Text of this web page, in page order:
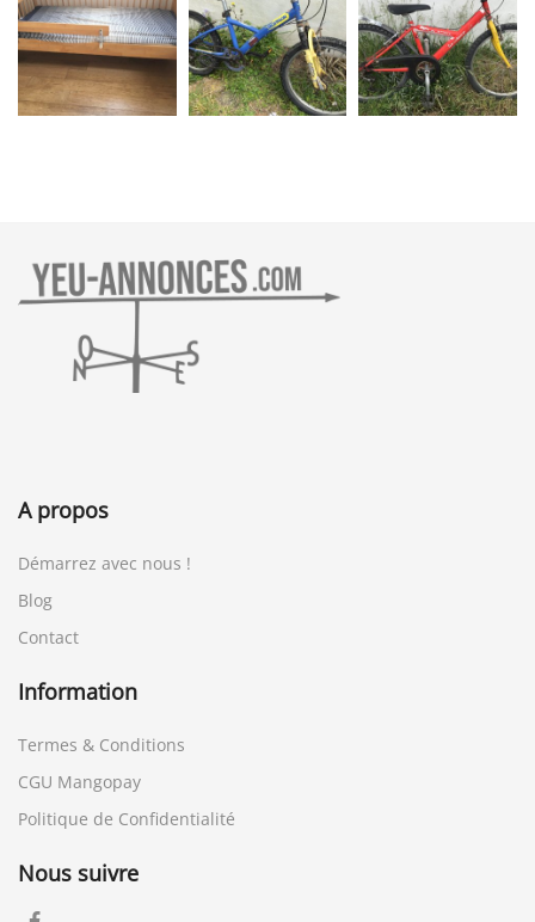
A propos
Démarrez avec nous !
Blog
Contact
Information
Termes & Conditions
CGU Mangopay
Politique de Confidentialité
Nous suivre